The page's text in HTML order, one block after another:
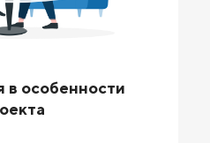
в особенности